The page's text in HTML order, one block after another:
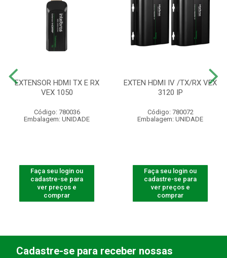
EXTENSOR HDMI TX E RX
VEX 1050
Código: 780036
Embalagem: UNIDADE
Faça seu login ou
cadastre-se para
ver preços e
comprar
EXTEN HDMI IV /TX/RX VEX
3120 IP
Código: 780072
Embalagem: UNIDADE
Faça seu login ou
cadastre-se para
ver preços e
comprar
Cadastre-se para receber nossas